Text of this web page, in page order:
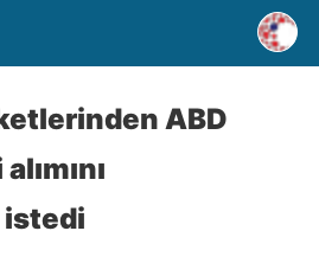
ABD
istedi